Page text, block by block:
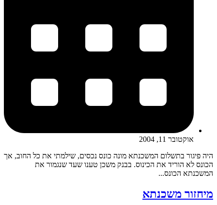
אוקטובר 11, 2004
היה פיגור בתשלום המשכנתא מונה כונס נכסים, שילמתי את כל החוב, אך
הכונס לא הוריד את הכינוס. בבנק משכן טענו שעד שנגמור את
המשכנתא הכונס...
מיחזור משכנתא